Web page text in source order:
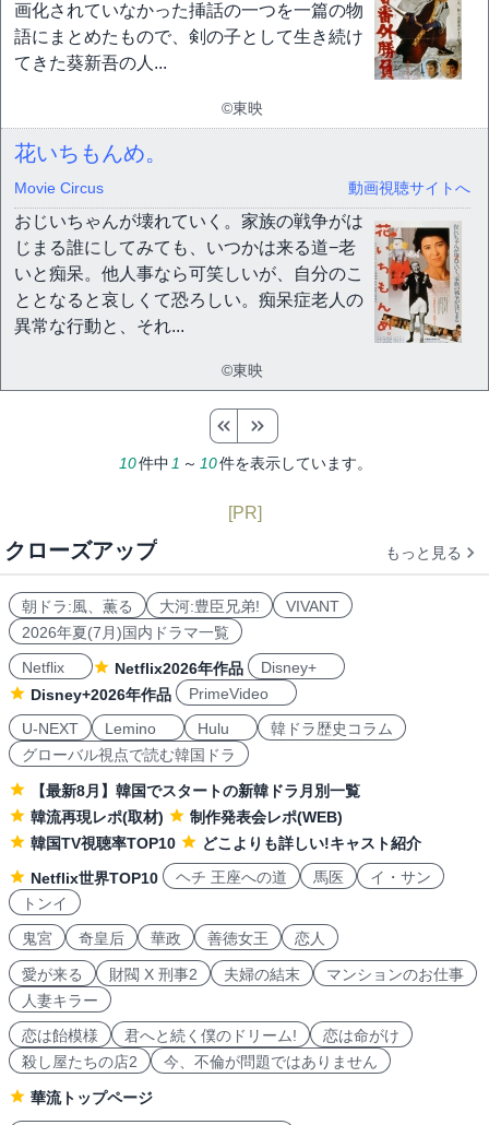
画化されていなかった挿話の一つを一篇の物
語にまとめたもので、剣の子として生き続け
てきた葵新吾の人...
©東映
花いちもんめ。
Movie Circus 動画視聴サイトへ
おじいちゃんが壊れていく。家族の戦争がは
じまる誰にしてみても、いつかは来る道−老
いと痴呆。他人事なら可笑しいが、自分のこ
ととなると哀しくて恐ろしい。痴呆症老人の
異常な行動と、それ...
©東映
10件中 1 ～ 10件を表示しています。
[PR]
クローズアップ もっと見る
朝ドラ:風、薫る 大河:豊臣兄弟!
VIVANT
2026年夏(7月)国内ドラマ一覧
Netflix
Netflix2026年作品
Disney+
Disney+2026年作品
PrimeVideo
U-NEXT
Lemino Hulu
韓ドラ歴史コラム
グローバル視点で読む韓国ドラ
【最新8月】韓国でスタートの新韓ドラ月別一覧
韓流再現レポ(取材)
制作発表会レポ(WEB)
韓国TV視聴率TOP10
どこよりも詳しい!キャスト紹介
Netflix世界TOP10
ヘチ 王座への道 馬医
イ・サン
トンイ
鬼宮
奇皇后 華政 善徳女王 恋人
愛が来る 財閥 X 刑事2 夫婦の結末
マンションのお仕事
人妻キラー
恋は飴模様
君へと続く僕のドリーム!
恋は命がけ
殺し屋たちの店2
今、不倫が問題ではありません
華流トップページ